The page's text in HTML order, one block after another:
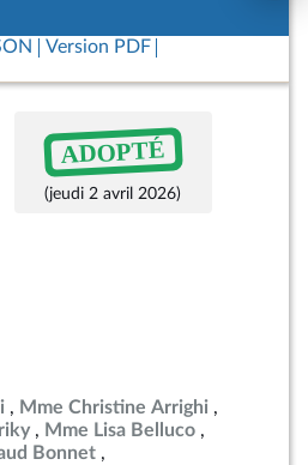
Version PDF
ADOPTÉ
(jeudi 2 avril 2026)
Mme Christine Arrighi
Mme Lisa Belluco
Bonnet